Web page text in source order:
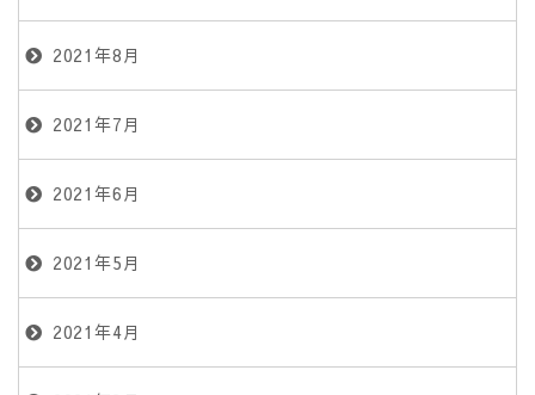
2021年8月
2021年7月
2021年6月
2021年5月
2021年4月